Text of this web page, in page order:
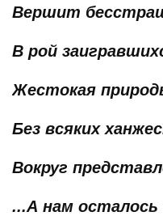
Вершит
В рой
Жестокая
Без всяких
Вокруг
...А нам осталось